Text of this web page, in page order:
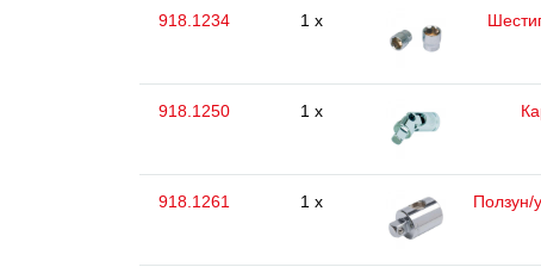
918.1234 1 x
918.1250 1 x
918.1261 1 x
Ползун/